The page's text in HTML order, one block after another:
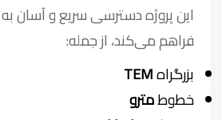
این پروژه دسترسی سریع و آسان
فراهم می‌کند، از جمله:
بزرگراهTEM
خطوطمترو